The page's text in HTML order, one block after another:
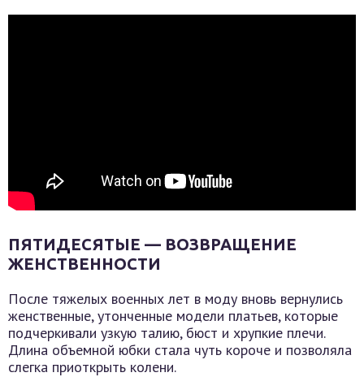
ПЯТИДЕСЯТЫЕ — ВОЗВРАЩЕНИЕ
ЖЕНСТВЕННОСТИ
После тяжелых военных лет в моду вновь вернулись
женственные, утонченные модели платьев, которые
подчеркивали узкую талию, бюст и хрупкие плечи.
Длина объемной юбки стала чуть короче и позволяла
слегка приоткрыть колени.